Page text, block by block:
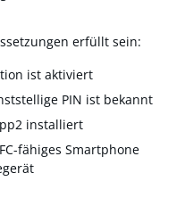
erfüllt sein:
ist aktiviert
PIN ist bekannt
installiert
fähiges Smartphone